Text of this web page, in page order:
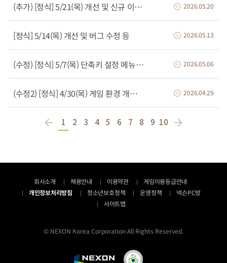
(추가) [정식] 5/21(목) 개선 및 신규 이벤트 적용 등 2026.05.20
[정식] 5/14(목) 개선 및 버그 수정 등 2026.05.13
(수정) [정식] 5/7(목) 단축키 설정 메뉴 추가 등 2026.05.06
(수정2) [정식] 4/30(목) 게임 환경 개선 및 핫타임 이벤트 진행 등 2026.04.29
1 2 3 4 5 6 7 8 9 10
회사소개 채용안내 이용약관
게임이용등급안내
개인정보처리방침
청소년보호정책 운영정책
넥슨PC방
사이트맵
© NEXON Korea Corporation All Rights Reserved.